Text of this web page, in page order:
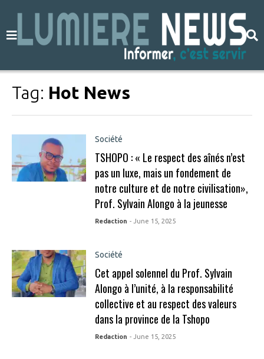
Tag: Hot News
Société
TSHOPO : « Le respect des aînés n’est
pas un luxe, mais un fondement de
notre culture et de notre civilisation»,
Prof. Sylvain Alongo à la jeunesse
Redaction - June 15, 2025
Société
Cet appel solennel du Prof. Sylvain
Alongo à l’unité, à la responsabilité
collective et au respect des valeurs
dans la province de la Tshopo
Redaction - June 15, 2025